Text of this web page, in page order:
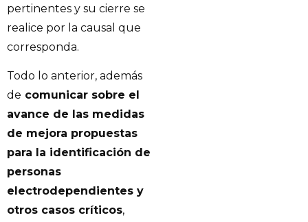
pertinentes y su cierre se
realice por la causal que
corresponda.
Todo lo anterior, además
de comunicar sobre el
avance de las medidas
de mejora propuestas
para la identificación de
personas
electrodependientes y
otros casos críticos,